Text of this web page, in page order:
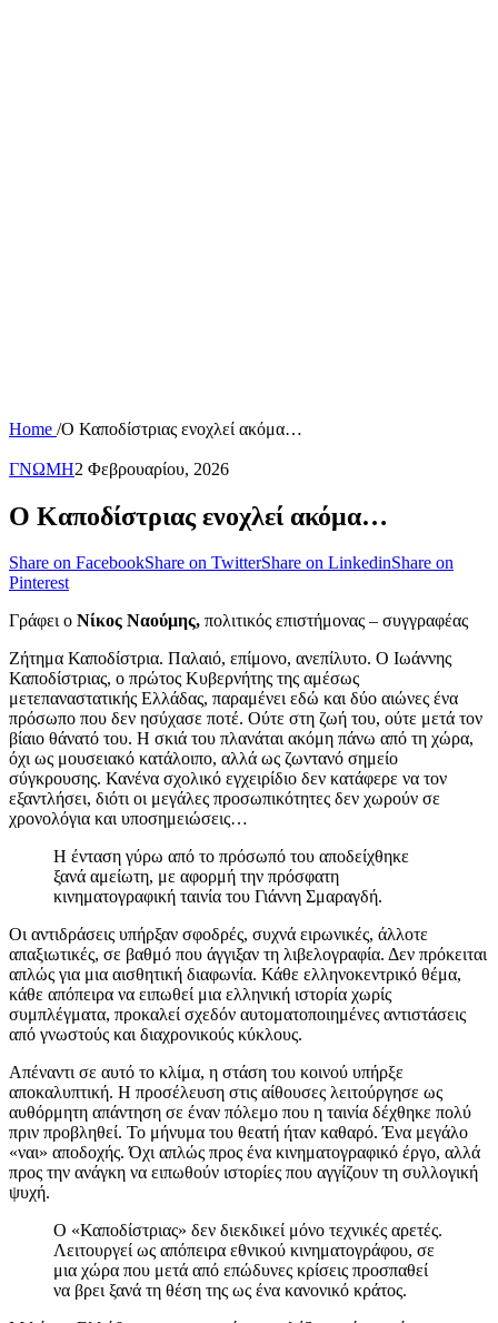
Home /Ο Καποδίστριας ενοχλεί ακόμα…
ΓΝΩΜΗ2 Φεβρουαρίου, 2026
Ο Καποδίστριας ενοχλεί ακόμα…
Share on FacebookShare on TwitterShare on LinkedinShare on
Pinterest
Γράφει ο Νίκος Ναούμης, πολιτικός επιστήμονας – συγγραφέας
Ζήτημα Καποδίστρια. Παλαιό, επίμονο, ανεπίλυτο. Ο Ιωάννης
Καποδίστριας, ο πρώτος Κυβερνήτης της αμέσως
μετεπαναστατικής Ελλάδας, παραμένει εδώ και δύο αιώνες ένα
πρόσωπο που δεν ησύχασε ποτέ. Ούτε στη ζωή του, ούτε μετά τον
βίαιο θάνατό του. Η σκιά του πλανάται ακόμη πάνω από τη χώρα,
όχι ως μουσειακό κατάλοιπο, αλλά ως ζωντανό σημείο
σύγκρουσης. Κανένα σχολικό εγχειρίδιο δεν κατάφερε να τον
εξαντλήσει, διότι οι μεγάλες προσωπικότητες δεν χωρούν σε
χρονολόγια και υποσημειώσεις…
Η ένταση γύρω από το πρόσωπό του αποδείχθηκε
ξανά αμείωτη, με αφορμή την πρόσφατη
κινηματογραφική ταινία του Γιάννη Σμαραγδή.
Οι αντιδράσεις υπήρξαν σφοδρές, συχνά ειρωνικές, άλλοτε
απαξιωτικές, σε βαθμό που άγγιξαν τη λιβελογραφία. Δεν πρόκειται
απλώς για μια αισθητική διαφωνία. Κάθε ελληνοκεντρικό θέμα,
κάθε απόπειρα να ειπωθεί μια ελληνική ιστορία χωρίς
συμπλέγματα, προκαλεί σχεδόν αυτοματοποιημένες αντιστάσεις
από γνωστούς και διαχρονικούς κύκλους.
Απέναντι σε αυτό το κλίμα, η στάση του κοινού υπήρξε
αποκαλυπτική. Η προσέλευση στις αίθουσες λειτούργησε ως
αυθόρμητη απάντηση σε έναν πόλεμο που η ταινία δέχθηκε πολύ
πριν προβληθεί. Το μήνυμα του θεατή ήταν καθαρό. Ένα μεγάλο
«ναι» αποδοχής. Όχι απλώς προς ένα κινηματογραφικό έργο, αλλά
προς την ανάγκη να ειπωθούν ιστορίες που αγγίζουν τη συλλογική
ψυχή.
Ο «Καποδίστριας» δεν διεκδικεί μόνο τεχνικές αρετές.
Λειτουργεί ως απόπειρα εθνικού κινηματογράφου, σε
μια χώρα που μετά από επώδυνες κρίσεις προσπαθεί
να βρει ξανά τη θέση της ως ένα κανονικό κράτος.